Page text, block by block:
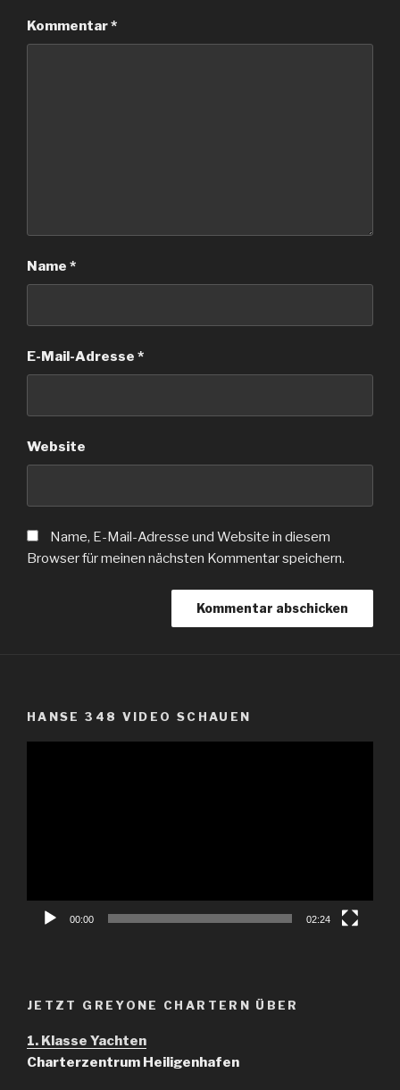
Kommentar*
Name *
E-Mail-Adresse *
Website
Name, E-Mail-Adresse und Website in diesem
Browser für meinen nächsten Kommentar speichern.
HANSE 348 VIDEO SCHAUEN
00:00 02:24
JETZT GREYONE CHARTERN ÜBER
1. Klasse Yachten
Charterzentrum Heiligenhafen